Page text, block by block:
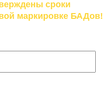
сроки
маркировке БАДов!